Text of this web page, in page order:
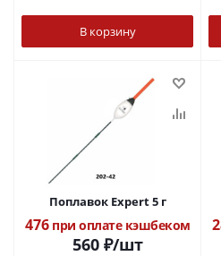
В корзину
Поплавок Expert 5 г
476при оплате кэшбеком
560₽/шт